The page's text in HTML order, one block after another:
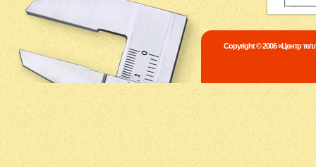
Copyright © 2006 «Центр